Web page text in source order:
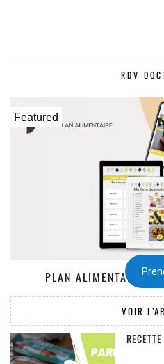
RDV
Featured
PLAN ALIMENTAIRE
VOIR